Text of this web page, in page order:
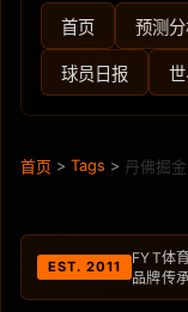
首页 预测
球员日报
首页 > Tags > 丹佛掘金
EST. 2011
FYT体
品牌传